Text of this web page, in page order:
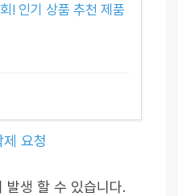
! 인기 상품 추천 제품
요청
발생 할 수 있습니다.